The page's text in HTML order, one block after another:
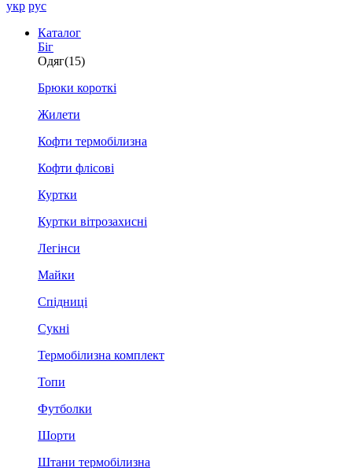
укр рус
Каталог
Біг
Одяг(15)
Брюки короткі
Жилети
Кофти термобілизна
Кофти флісові
Куртки
Куртки вітрозахисні
Легінси
Майки
Спідниці
Сукні
Термобілизна комплект
Топи
Футболки
Шорти
Штани термобілизна